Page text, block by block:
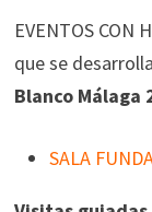
EVENTOS CON
que se
Blanco Málaga
SALA